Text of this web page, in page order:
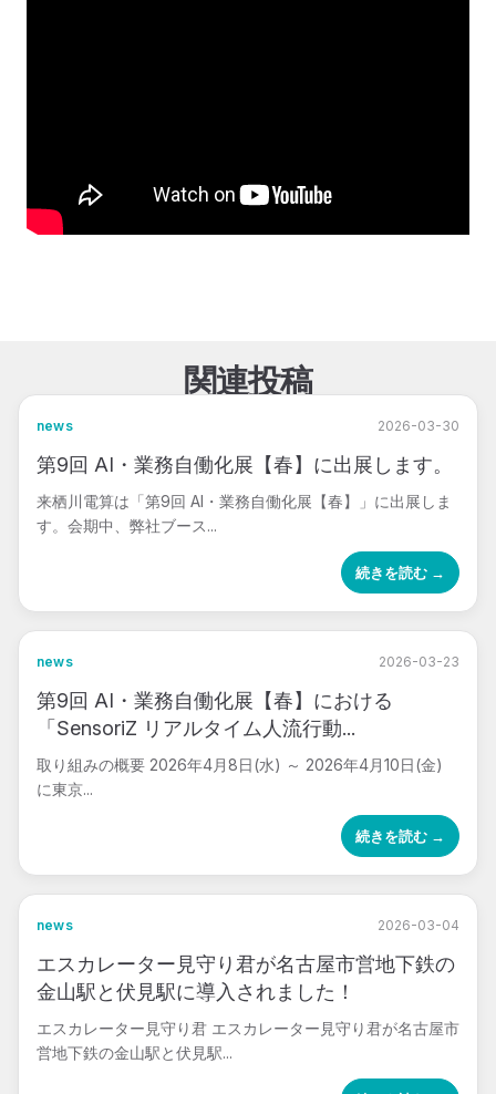
関連投稿
news 2026-03-30
第9回 AI・業務自働化展【春】に出展します。
来栖川電算は「第9回 AI・業務自働化展【春】」に出展しま
す。会期中、弊社ブース...
続きを読む →
news 2026-03-23
第9回 AI・業務自働化展【春】における
「SensoriZ リアルタイム人流行動...
取り組みの概要 2026年4月8日(水) ～ 2026年4月10日(金)
に東京...
続きを読む →
news 2026-03-04
エスカレーター見守り君が名古屋市営地下鉄の
金山駅と伏見駅に導入されました！
エスカレーター見守り君 エスカレーター見守り君が名古屋市
営地下鉄の金山駅と伏見駅...